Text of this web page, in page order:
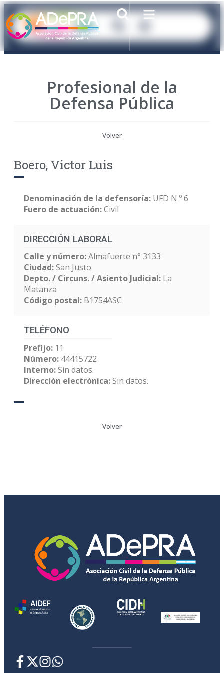
Profesional de la
Defensa Pública
Volver
Boero, Victor Luis
Denominación de la defensoría: UFD N º 6
Fuero de actuación:Civil
DIRECCIÓN LABORAL
Calle y número:Almafuerte n° 3133
Ciudad:San Justo
Depto. / Circuns. / Asiento Judicial: La
Matanza
Código postal: B1754ASC
TELÉFONO
Prefijo: 11
Número: 44415722
Interno:Sin datos.
Dirección electrónica:Sin datos.
Volver